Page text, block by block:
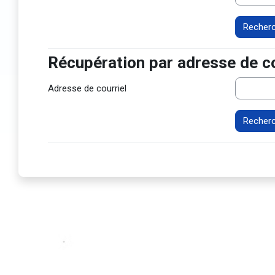
Récupération par adresse de
Récupération par adresse de
Adresse de courriel